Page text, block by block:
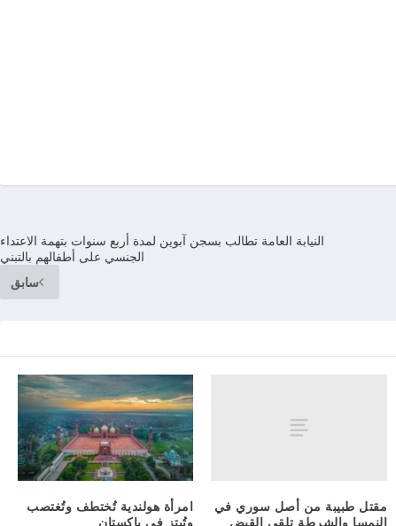
النيابة العامة تطالب بسجن آبوين لمدة أربع سنوات بتهمة الاعتداء
الجنسي على أطفالهم بالتبني
سابق
مقتل طبيبة من أصل سوري في
النمسا والشرطة تلقي القبض
امرأة هولندية تُختطف وتُغتصب
وتُبتز في باكستان